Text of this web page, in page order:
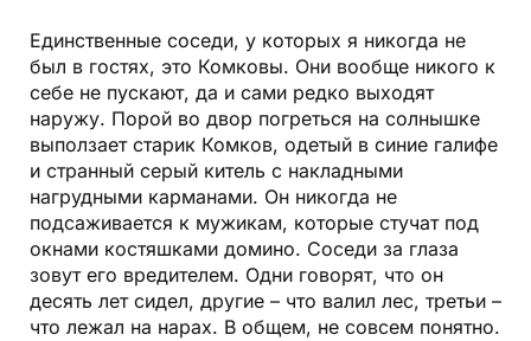
Единственные соседи, у которых я никогда не
был в гостях, это Комковы. Они вообще никого к
себе не пускают, да и сами редко выходят
наружу. Порой во двор погреться на солнышке
выползает старик Комков, одетый в синие галифе
и странный серый китель с накладными
нагрудными карманами. Он никогда не
подсаживается к мужикам, которые стучат под
окнами костяшками домино. Соседи за глаза
зовут его вредителем. Одни говорят, что он
десять лет сидел, другие – что валил лес, третьи –
что лежал на нарах. В общем, не совсем понятно.